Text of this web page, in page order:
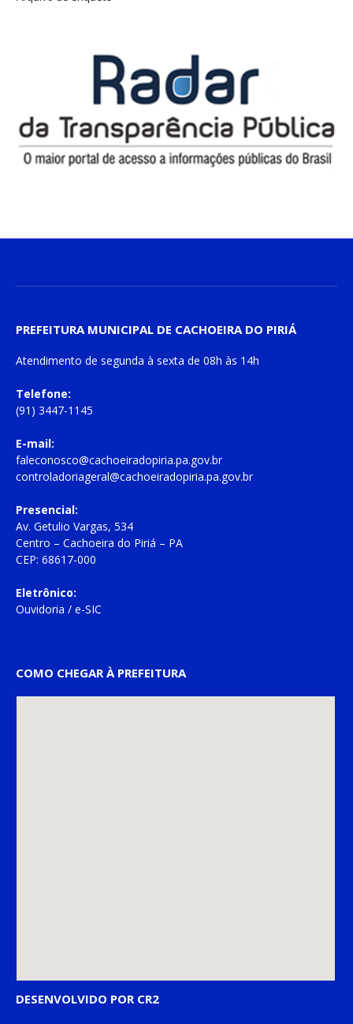
PREFEITURA MUNICIPAL DE CACHOEIRA DO PIRIÁ
Atendimento de segunda à sexta de 08h às 14h
Telefone:
(91) 3447-1145
E-mail:
faleconosco@cachoeiradopiria.pa.gov.br
controladoriageral@cachoeiradopiria.pa.gov.br
Presencial:
Av. Getulio Vargas, 534
Centro – Cachoeira do Piriá – PA
CEP: 68617-000
Eletrônico:
Ouvidoria / e-SIC
COMO CHEGAR À PREFEITURA
DESENVOLVIDO POR CR2